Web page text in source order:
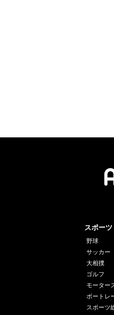
スポーツ
野球
サッカー
大相撲
ゴルフ
モーター
ボートレ
スポーツ